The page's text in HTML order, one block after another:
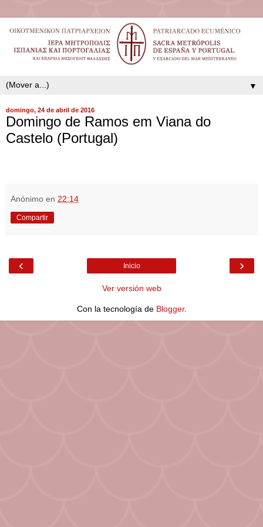
▼
domingo, 24 de abril de 2016
Domingo de Ramos em Viana do
Castelo (Portugal)
Anónimo en 22:14
Compartir
‹ ›
Inicio
Ver versión web
Con la tecnología de Blogger.